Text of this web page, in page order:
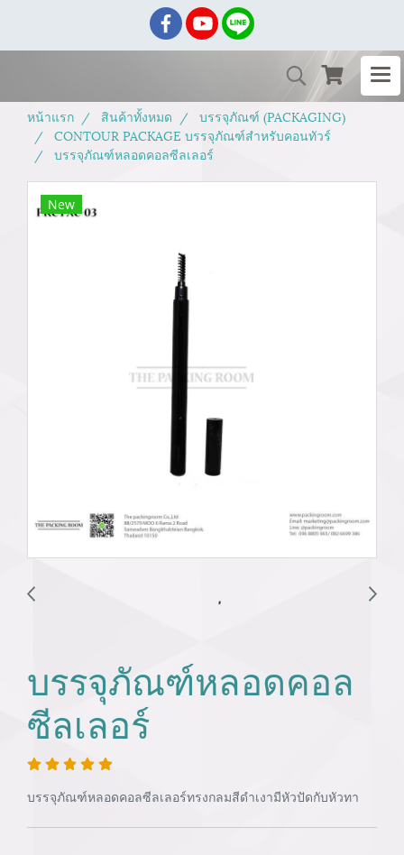
หน้าแรก สินค้าทั้งหมด
บรรจุภัณฑ์ (PACKAGING)
CONTOUR PACKAGE บรรจุภัณฑ์สำหรับคอนทัวร์
บรรจุภัณฑ์หลอดคอลซีลเลอร์
New
บรรจุภัณฑ์หลอดคอล
ซีลเลอร์
บรรจุภัณฑ์หลอดคอลซีลเลอร์ทรงกลมสีดำเงามีหัวปัดกับหัวทา